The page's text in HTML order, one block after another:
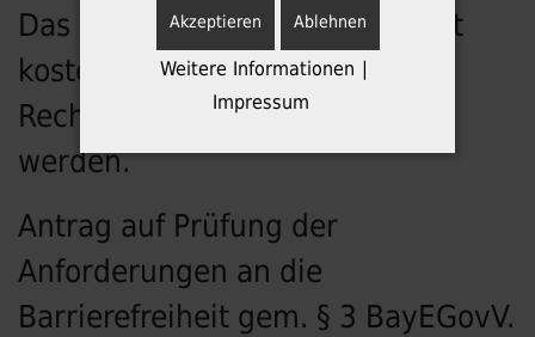
Das Durchsetzungsverfahren ist
kostenlos. Es muss kein
Rechtsbeistand eingeschaltet
werden.
Antrag auf Prüfung der
Anforderungen an die
Barrierefreiheit gem. § 3 BayEGovV.
Akzeptieren Ablehnen
Weitere Informationen |
Impressum